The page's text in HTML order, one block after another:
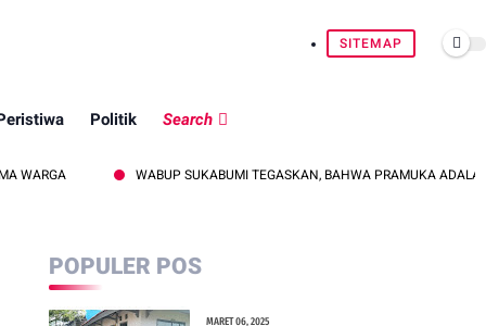
SITEMAP
Politik Search
WABUP SUKABUMI TEGASKAN, BAHWA PRAMUKA ADALAH WADAH
POPULER POS
MARET 06, 2025